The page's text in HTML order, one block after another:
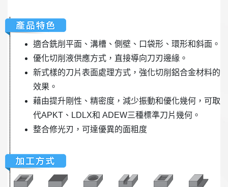
適合銑削平面、溝槽、側壁、口袋形、環形和斜面。
優化切削液供應方式，直接導向刀刃邊緣。
新式樣的刀片表面處理方式，強化切削鋁合金材料的
效果。
藉由提升剛性、精密度，減少振動和優化幾何，可取
代APKT、LDLX和 ADEW三種標準刀片幾何。
整合修光刃，可達優異的面粗度